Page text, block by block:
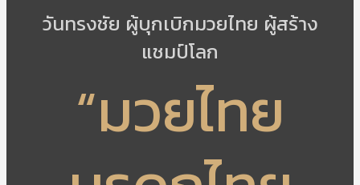
วันทรงชัย ผู้บุกเบิกมวยไทย ผู้สร้าง
แชมป์โลก
“มวยไทย